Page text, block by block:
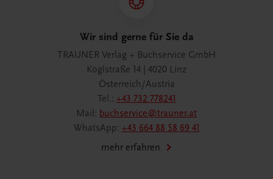
Wir sind gerne für Sie da
TRAUNER Verlag + Buchservice GmbH
Köglstraße 14 | 4020 Linz
Österreich/Austria
Tel.: +43 732 778241
Mail: buchservice@trauner.at
WhatsApp: +43 664 88 58 69 41
mehr erfahren